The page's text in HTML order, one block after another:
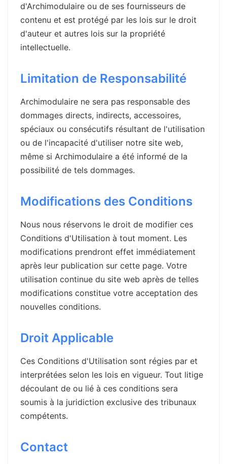
d'Archimodulaire ou de ses fournisseurs de
contenu et est protégé par les lois sur le droit
d'auteur et autres lois sur la propriété
intellectuelle.
Limitation de Responsabilité
Archimodulaire ne sera pas responsable des
dommages directs, indirects, accessoires,
spéciaux ou consécutifs résultant de l'utilisation
ou de l'incapacité d'utiliser notre site web,
même si Archimodulaire a été informé de la
possibilité de tels dommages.
Modifications des Conditions
Nous nous réservons le droit de modifier ces
Conditions d'Utilisation à tout moment. Les
modifications prendront effet immédiatement
après leur publication sur cette page. Votre
utilisation continue du site web après de telles
modifications constitue votre acceptation des
nouvelles conditions.
Droit Applicable
Ces Conditions d'Utilisation sont régies par et
interprétées selon les lois en vigueur. Tout litige
découlant de ou lié à ces conditions sera
soumis à la juridiction exclusive des tribunaux
compétents.
Contact